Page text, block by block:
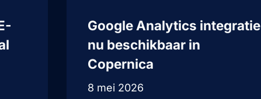
Google Analytics integratie
nu beschikbaar in
Copernica
8 mei 2026